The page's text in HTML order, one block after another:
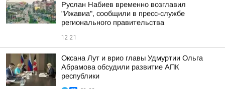
Руслан Набиев временно возглавил
"Ижавиа", сообщили в пресс-службе
регионального правительства
12:21
Оксана Лут и врио главы Удмуртии Ольга
Абрамова обсудили развитие АПК
республики